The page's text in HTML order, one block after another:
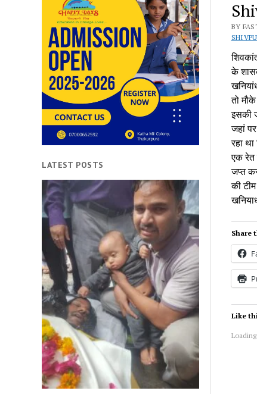
LATEST POSTS
BY
के
तो
इसकी
जहां
रहा
एक रेत
जप्त
की
Share
Like